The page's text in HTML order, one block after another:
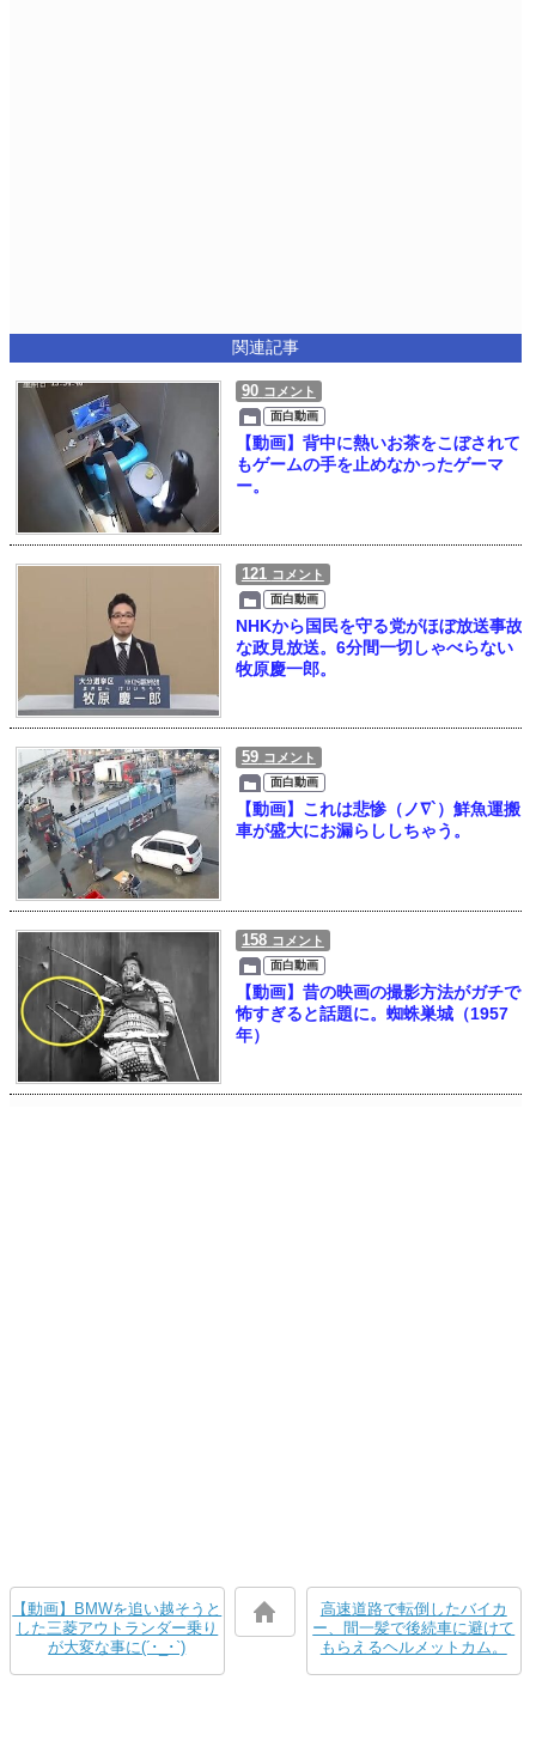
関連記事
90 コメント
面白動画
【動画】背中に熱いお茶をこぼされて
もゲームの手を止めなかったゲーマ
ー。
121 コメント
面白動画
NHKから国民を守る党がほぼ放送事故
な政見放送。6分間一切しゃべらない
牧原慶一郎。
59 コメント
面白動画
【動画】これは悲惨（ノ∇`）鮮魚運搬
車が盛大にお漏らししちゃう。
158 コメント
面白動画
【動画】昔の映画の撮影方法がガチで
怖すぎると話題に。蜘蛛巣城（1957
年）
【動画】BMWを追い越そうと
した三菱アウトランダー乗り
が大変な事に(´･_･`)
高速道路で転倒したバイカ
ー、間一髪で後続車に避けて
もらえるヘルメットカム。